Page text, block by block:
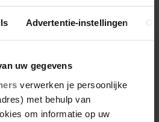
Advertentie-instellingen
uw gegevens
verwerken je persoonlijke
met behulp van
om informatie op uw